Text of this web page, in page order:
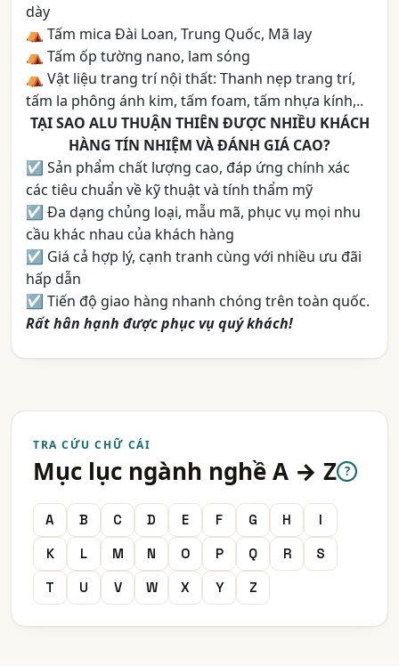
dày
⛺ Tấm mica Đài Loan, Trung Quốc, Mã lay
⛺ Tấm ốp tường nano, lam sóng
⛺ Vật liệu trang trí nội thất: Thanh nẹp trang trí,
tấm la phông ánh kim, tấm foam, tấm nhựa kính,..
TẠI SAO ALU THUẬN THIÊN ĐƯỢC NHIỀU KHÁCH
HÀNG TÍN NHIỆM VÀ ĐÁNH GIÁ CAO?
☑ Sản phẩm chất lượng cao, đáp ứng chính xác
các tiêu chuẩn về kỹ thuật và tính thẩm mỹ
☑ Đa dạng chủng loại, mẫu mã, phục vụ mọi nhu
cầu khác nhau của khách hàng
☑ Giá cả hợp lý, cạnh tranh cùng với nhiều ưu đãi
hấp dẫn
☑ Tiến độ giao hàng nhanh chóng trên toàn quốc.
Rất hân hạnh được phục vụ quý khách!
TRA CỨU CHỮ CÁI
Mục lục ngành nghề A → Z ?
A B C D E F G H
I
K
L M N O P Q R
S
T
U V W X Y Z